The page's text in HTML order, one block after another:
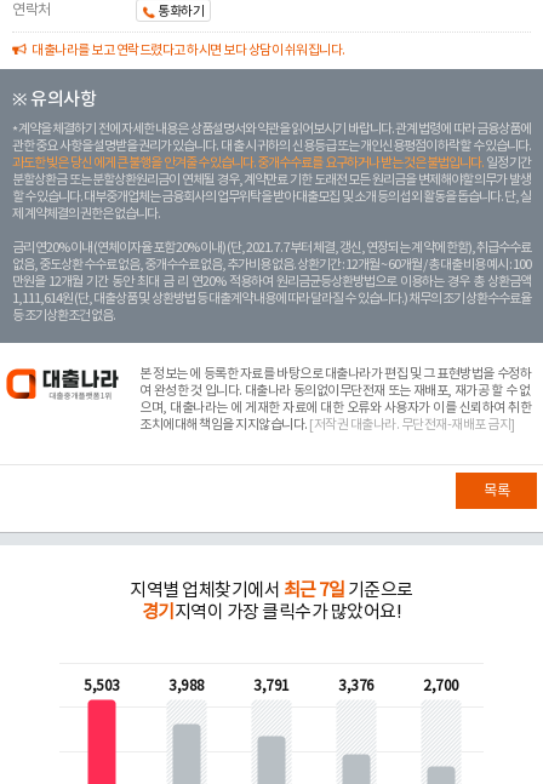
연락처
통화하기
대출나라를 보고 연락드렸다고 하시면 보다 상담이 쉬워집니다.
※ 유의사항
계약을 체결하기 전에 자세한 내용은 상품설명서와 약관을 읽어보시기 바랍니다. 관계 법령에 따라 금융상품에
관한 중요 사항을 설명받을 권리가 있습니다. 대 출 시 귀하의 신용등급 또는 개인신용평점이 하락할 수 있습니다.
과도한 빚은 당신 에게 큰 불행을 안겨줄 수 있습니다. 중개수수료를 요구하거나 받는 것은 불법입니다. 일정 기간
분할상환금 또는 분할상환원리금이 연체될 경우, 계약만료 기한 도래전 모든 원리금을 변제해야할 의무가 발생
할 수 있습니다. 대부중개업체는 금융회사의 업무위탁을 받아 대출모집 및 소개 등의 섭외 활동을 돕습니다. 단, 실
제 계약체결의 권한은 없습니다.
금리 연20% 이내 (연체이자율 포함 20% 이내) (단, 2021. 7. 7부터 체결, 갱신, 연장되는 계 약에 한함), 취급수수료
없음, 중도상환 수수료 없음, 중개수수료 없음, 추가비용 없음. 상환기간 : 12개월 ~ 60개월 / 총 대출 비용 예시 : 100
만원을 12개월 기간 동안 최대 금 리 연20% 적용하여 원리금균등상환방법으로 이용하는 경우 총 상환금액
1,111,614원 (단, 대출상품 및 상환방법 등 대출계약 내용에 따라 달라질 수 있습니다.) 채무의 조기 상환수수료율
등 조기상환조건 없음.
본 정보는에 등록한 자료를 바탕으로 대출나라가 편집 및 그 표현방법을 수정하
여 완성한 것 입니다. 대출나라 동의없이무단전재 또는 재배포, 재가공 할 수 없
으며, 대출나라는 에 게재한 자료에 대한 오류와 사용자가 이를 신뢰하여 취한
조치에대해 책임을 지지않습니다. [저작권 대출나라. 무단전재-재배포 금지]
목록
지역별 업체찾기에서 최근 7일 기준으로
경기 지역이 가장 클릭수가 많았어요!
5,503 3,988 3,791 3,376 2,700